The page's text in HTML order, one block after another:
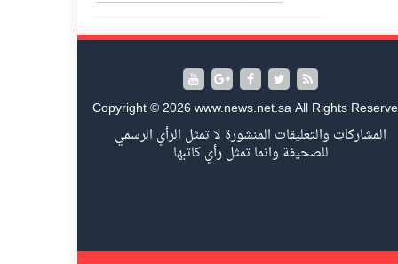
Copyright © 2026 www.news.net.sa All Rights
المشاركات والتعليقات المنشورة لا تمثل الرأي الرسمي
للصحيفة وانما تمثل رأي كاتبها